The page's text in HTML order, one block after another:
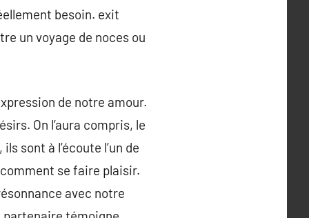
besoin. exit
un voyage de noces ou
de notre amour.
On l’aura compris, le
sont à l’écoute l’un de
se faire plaisir.
avec notre